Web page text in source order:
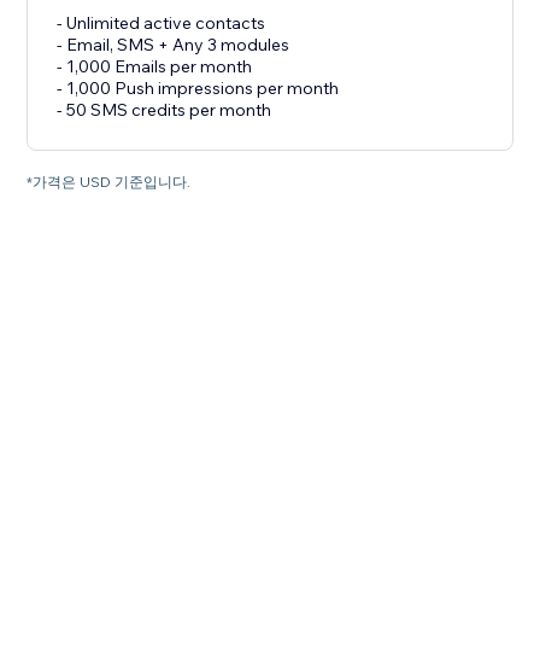
- Unlimited active contacts
- Email, SMS + Any 3 modules
- 1,000 Emails per month
- 1,000 Push impressions per month
- 50 SMS credits per month
*가격은 USD 기준입니다.